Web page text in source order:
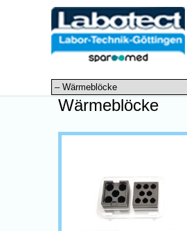
Wärmeblöcke